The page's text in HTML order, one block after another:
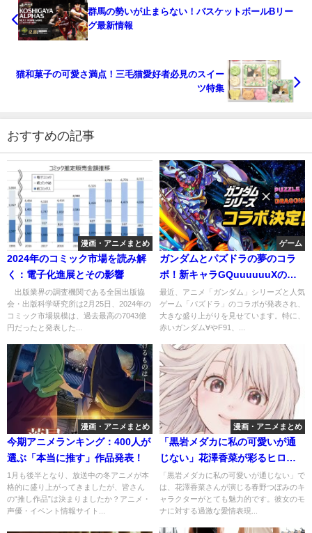
群馬の勢いが止まらない！バスケットボールBリー
グ最新情報
猫和菓子の可愛さ満点！三毛猫愛好者必見のスイー
ツ特集
おすすめの記事
漫画・アニメまとめ
2024年のコミック市場を読み解
く：電子化進展とその影響
出版業界の調査機関である全国出版協
会・出版科学研究所は2月25日、2024年の
コミック市場規模は、過去最高の7043億
円だったと発表した...
ゲーム
ガンダムとパズドラの夢のコラ
ボ！新キャラGQuuuuuuXの魅
力とは
最近、アニメ「ガンダム」シリーズと人気
ゲーム「パズドラ」のコラボが発表され、
大きな盛り上がりを見せています。特に、
赤いガンダム∀やF91、...
漫画・アニメまとめ
今期アニメランキング：400人が
選ぶ「本当に推す」作品発表！
1月も後半となり、放送中の冬アニメが本
格的に盛り上がってきましたが、皆さん
の“推し作品”は決まりましたか？アニメ・
声優・イベント情報サイト...
漫画・アニメまとめ
「黒岩メダカに私の可愛いが通
じない」花澤香菜が彩るヒロイ
ンの魅力
「黒岩メダカに私の可愛いが通じない」で
は、花澤香菜さんが演じる春野つぼみのキ
ャラクターがとても魅力的です。彼女のモ
ナに対する過激な愛情表現...